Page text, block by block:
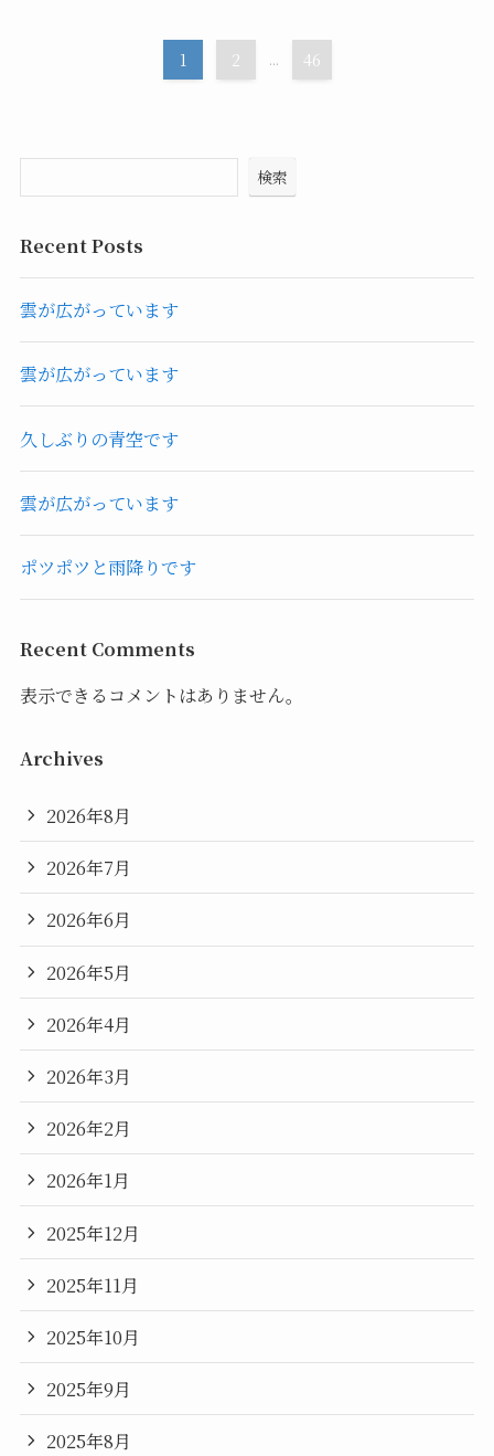
1 2 ... 46
検索
Recent Posts
雲が広がっています
雲が広がっています
久しぶりの青空です
雲が広がっています
ポツポツと雨降りです
Recent Comments
表示できるコメントはありません。
Archives
2026年8月
2026年7月
2026年6月
2026年5月
2026年4月
2026年3月
2026年2月
2026年1月
2025年12月
2025年11月
2025年10月
2025年9月
2025年8月